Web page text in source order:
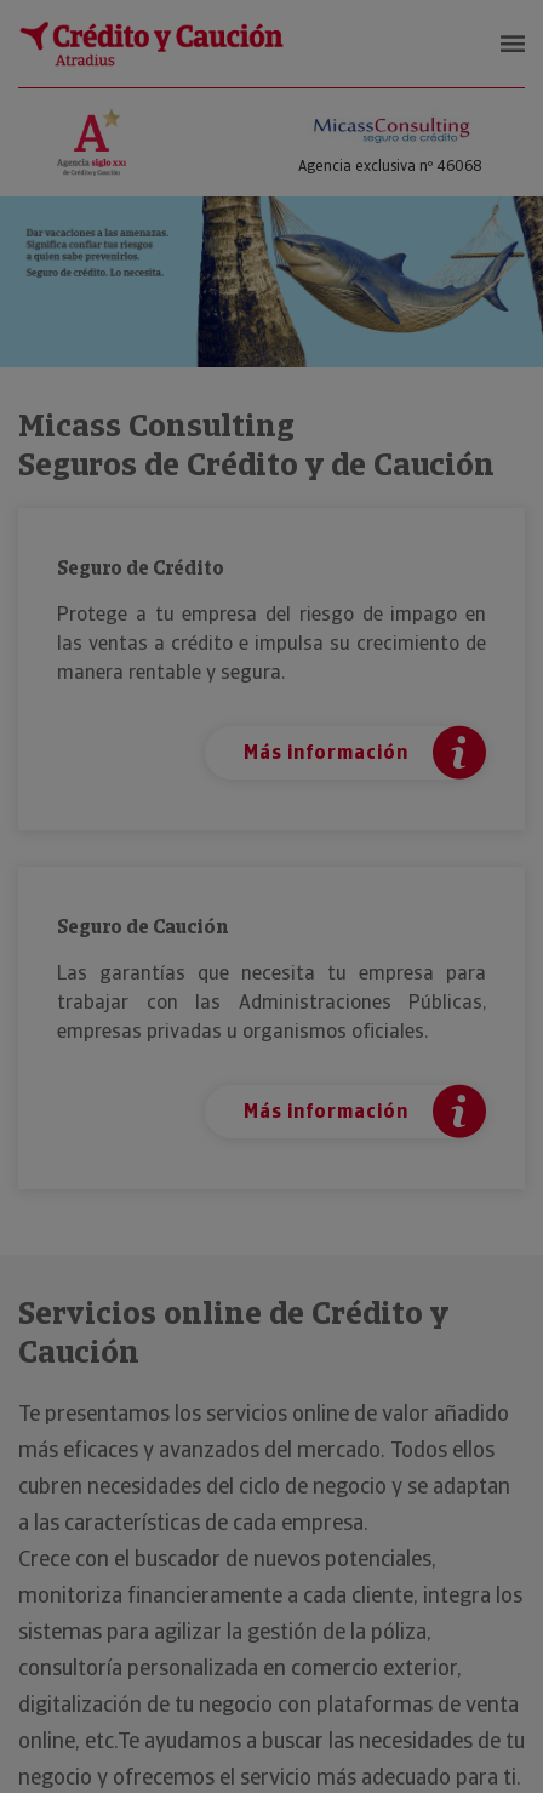
Micass Consulting
Agencia exclusiva nº 46068
Micass Consulting
Seguros de Crédito y de Caución
Seguro de Crédito
Protege a tu empresa del riesgo de impago en
las ventas a crédito e impulsa su crecimiento de
manera rentable y segura.
Más información
Seguro de Caución
Las garantías que necesita tu empresa para
trabajar con las Administraciones Públicas,
empresas privadas u organismos oficiales.
Más información
Servicios online de Crédito y
Caución
Te presentamos los servicios online de valor añadido
más eficaces y avanzados del mercado. Todos ellos
cubren necesidades del ciclo de negocio y se adaptan
a las características de cada empresa.
Crece con el buscador de nuevos potenciales,
monitoriza financieramente a cada cliente, integra los
sistemas para agilizar la gestión de la póliza,
consultoría personalizada en comercio exterior,
digitalización de tu negocio con plataformas de venta
online, etc.Te ayudamos a buscar las necesidades de tu
negocio y ofrecemos el servicio más adecuado para ti.